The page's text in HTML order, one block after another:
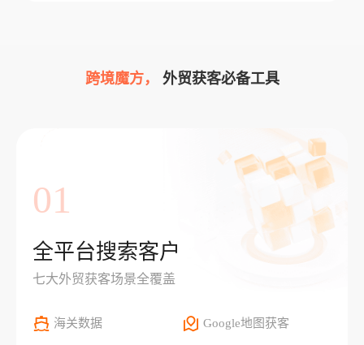
跨境魔方， 外贸获客必备工具
01
全平台搜索客户
七大外贸获客场景全覆盖
海关数据 Google地图获客